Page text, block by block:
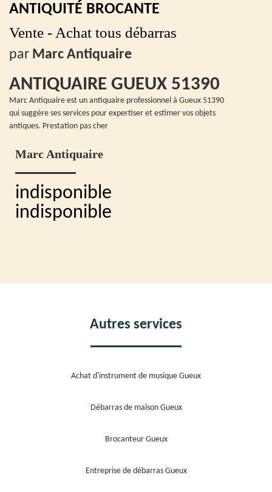
ANTIQUITÉ BROCANTE
Vente - Achat tous débarras
par Marc Antiquaire
ANTIQUAIRE GUEUX 51390
Marc Antiquaire est un antiquaire professionnel à Gueux 51390
qui suggère ses services pour expertiser et estimer vos objets
antiques. Prestation pas cher
Marc Antiquaire
indisponible
indisponible
Autres services
Achat d'instrument de musique Gueux
Débarras de maison Gueux
Brocanteur Gueux
Entreprise de débarras Gueux